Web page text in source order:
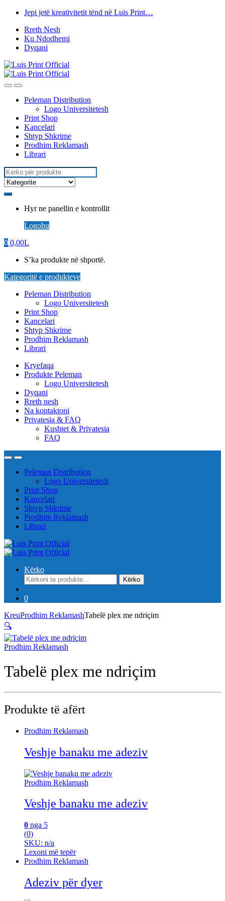
Kalo
lundrimi
Kalo
përmbajtja
Jepi jetë kreativitetit tënd në Luis Print…
Rreth Nesh
Ku Ndodhemi
Dyqani
Peleman Distribution
Logo Universitetesh
Print Shop
Kancelari
Shtyp Shkrime
Prodhim Reklamash
Librari
Kërko
për:
Hyr ne panellin e kontrollit
Logohu
0 0,00L
S’ka produkte në shportë.
Kategoritë e produkteve
Peleman Distribution
Logo Universitetesh
Print Shop
Kancelari
Shtyp Shkrime
Prodhim Reklamash
Librari
Kryefaqa
Produkte Peleman
Logo Universitetesh
Dyqani
Rreth nesh
Na kontaktoni
Privatesia & FAQ
Kushtet & Privatesia
FAQ
Peleman Distribution
Logo Universitetesh
Print Shop
Kancelari
Shtyp Shkrime
Prodhim Reklamash
Librari
Kërko
Kërko
për:
Kërko
0
KreuProdhim ReklamashTabelë plex me ndriçim
🔍
Prodhim Reklamash
Tabelë plex me ndriçim
Produkte të afërt
Prodhim Reklamash
Veshje banaku me adeziv
Prodhim Reklamash
Veshje banaku me adeziv
0 nga 5
(0)
SKU: n/a
Lexoni më tepër
Prodhim Reklamash
Adeziv për dyer